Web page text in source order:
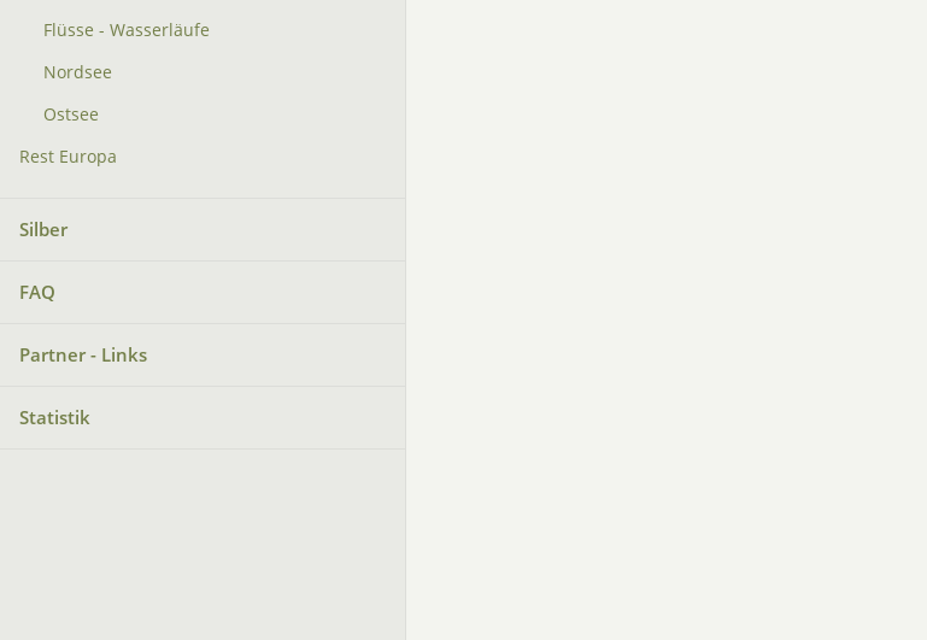
Flüsse - Wasserläufe
Nordsee
Ostsee
Rest Europa
Silber
FAQ
Partner - Links
Statistik